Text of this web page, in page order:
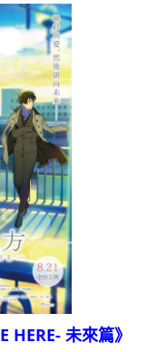
HERE- 未來篇》